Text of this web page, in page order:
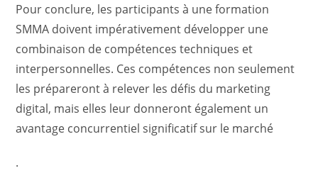
Pour conclure, les participants à une formation
SMMA doivent impérativement développer une
combinaison de compétences techniques et
interpersonnelles. Ces compétences non seulement
les prépareront à relever les défis du marketing
digital, mais elles leur donneront également un
avantage concurrentiel significatif sur le marché
.